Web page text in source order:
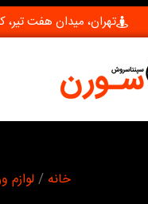
تهران، میدان هفت تیر،
خانه /لوازم